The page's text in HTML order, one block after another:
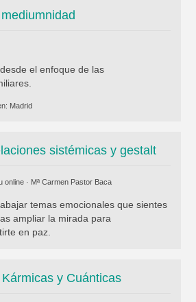
el enfoque de las
Madrid
sistémicas y gestalt
online · Mª Carmen Pastor Baca
temas emocionales que sientes
ampliar la mirada para
en paz.
y Cuánticas